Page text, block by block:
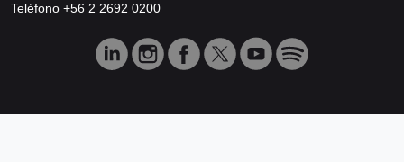
Teléfono +56 2 2692 0200